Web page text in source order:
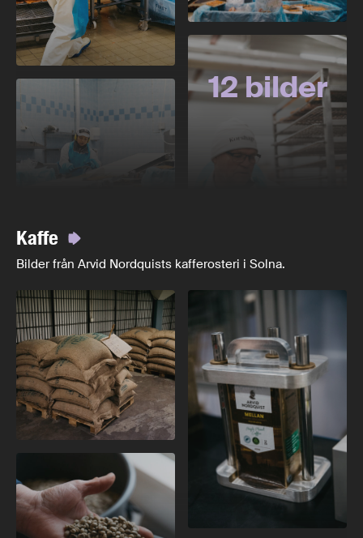
12 bilder
Kaffe
Bilder från Arvid Nordquists kafferosteri i Solna.